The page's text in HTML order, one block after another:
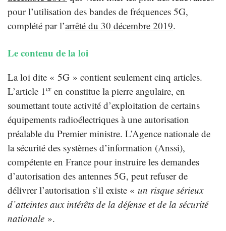
pour l’utilisation des bandes de fréquences 5G,
complété par l’arrêté du 30 décembre 2019.
Le contenu de la loi
La loi dite « 5G » contient seulement cinq articles.
L’article 1er en constitue la pierre angulaire, en
soumettant toute activité d’exploitation de certains
équipements radioélectriques à une autorisation
préalable du Premier ministre. L’Agence nationale de
la sécurité des systèmes d’information (Anssi),
compétente en France pour instruire les demandes
d’autorisation des antennes 5G, peut refuser de
délivrer l’autorisation s’il existe « un risque sérieux
d’atteintes aux intérêts de la défense et de la sécurité
nationale ».